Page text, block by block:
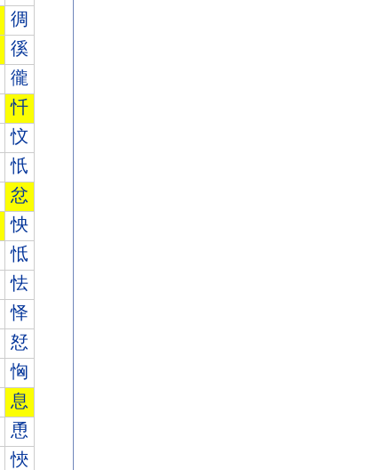
徟
徯
徿
忏
忟
忯
忿
怏
怟
怯
怿
恏
恟
息
恿
悏